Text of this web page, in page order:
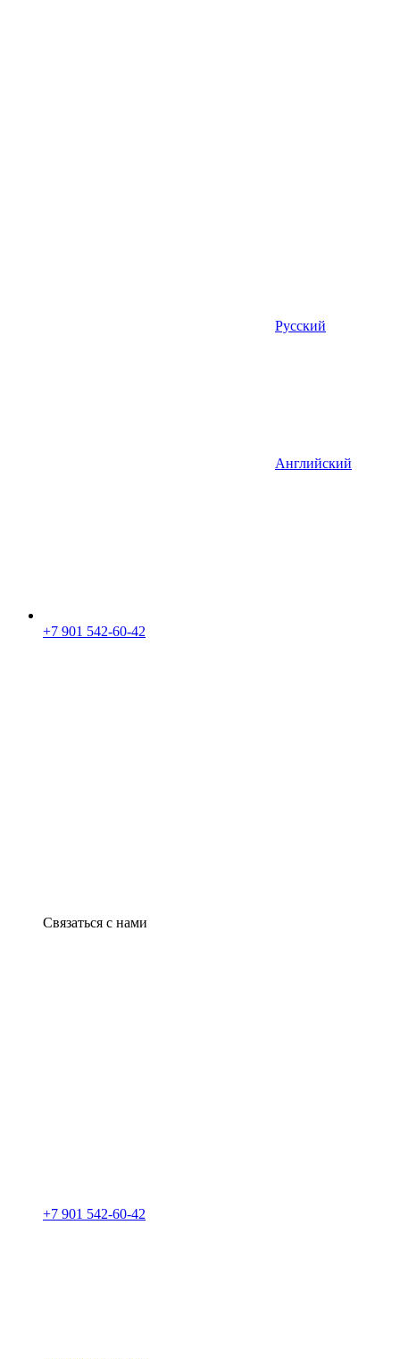
Русский
Английский
+7 901 542-60-42
Связаться с нами
+7 901 542-60-42